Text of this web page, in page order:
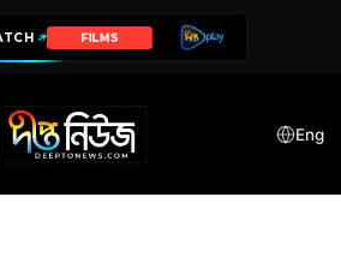
FILMS
Eng